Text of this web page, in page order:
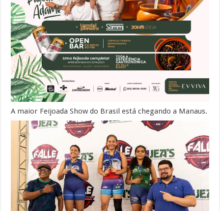
A maior Feijoada Show do Brasil está chegando a Manaus.